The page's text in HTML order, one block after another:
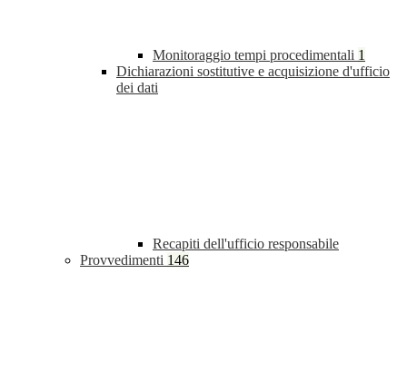
Monitoraggio tempi procedimentali 1
Dichiarazioni sostitutive e acquisizione d'ufficio
dei dati
Recapiti dell'ufficio responsabile
Provvedimenti 146